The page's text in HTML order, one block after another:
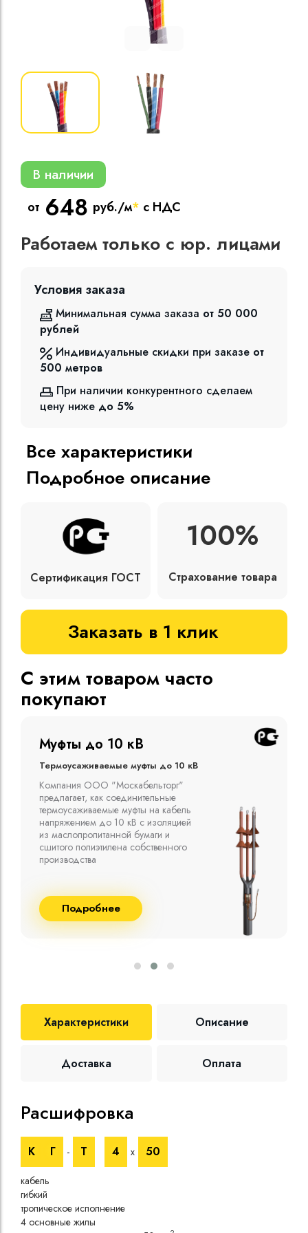
В наличии
от 648 руб./м* с НДС
Работаем только с юр. лицами
Условия заказа
Минимальная сумма заказа от 50 000
рублей
Индивидуальные скидки при заказе от
500 метров
При наличии конкурентного сделаем
цену ниже до 5%
Все характеристики
Подробное описание
Сертификация ГОСТ
100%
Страхование товара
Заказать в 1 клик
С этим товаром часто
покупают
Муфты до 10 кВ
Термоусаживаемые муфты до 10 кВ
Компания ООО "Москабельторг"
предлагает, как соединительные
термоусаживаемые муфты на кабель
напряжением до 10 кВ с изоляцией
из маслопропитанной бумаги и
сшитого полиэтилена собственного
производства
Подробнее
Характеристики Описание
Доставка Оплата
Расшифровка
К Г - Т 4 х 50
кабель
гибкий
тропическое исполнение
4 основные жилы